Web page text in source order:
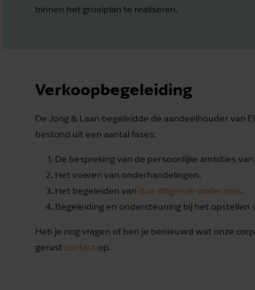
binnen het groeiplan te realiseren.
Verkoopbegeleiding
De Jong & Laan begeleidde de aandeelhouder van
bestond uit een aantal fases:
De bespreking van de persoonlijke ambities
Het voeren van onderhandelingen.
Het begeleiden van due diligence-onderzoek.
Begeleiding en ondersteuning bij het opstellen
Heb je nog vragen of ben je benieuwd wat onze
gerust contact op.